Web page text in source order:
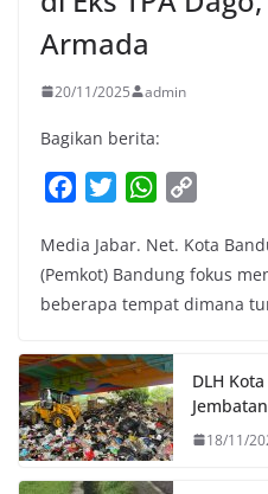
Armada
20/11/2025 admin
Bagikan berita:
c
e
b
o
k
i
t
t
r
W
a
t
s
p
p
p
y
L
n
k
Media Jabar. Net. Kota
(Pemkot) Bandung fokus
beberapa tempat dimana
DLH
18/11/